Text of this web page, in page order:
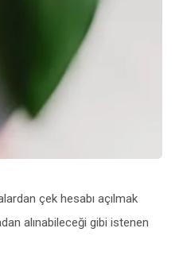
çek hesabı açılmak
alınabileceği gibi istenen